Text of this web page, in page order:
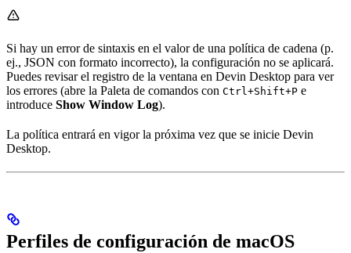
Si hay un error de sintaxis en el valor de una política de cadena (p.
ej., JSON con formato incorrecto), la configuración no se aplicará.
Puedes revisar el registro de la ventana en Devin Desktop para ver
los errores (abre la Paleta de comandos con Ctrl+Shift+P e
introduce Show Window Log).
La política entrará en vigor la próxima vez que se inicie Devin
Desktop.
Perfiles de configuración de macOS